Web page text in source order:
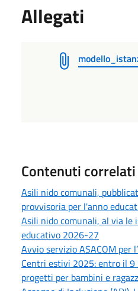
Allegati
Contenuti correlati
Asili nido comunali,
provvisoria per l'anno
Asili nido comunali, al via le
educativo 2026-27
Avvio servizio ASACOM per
Centri estivi 2025: entro il
progetti per bambini e